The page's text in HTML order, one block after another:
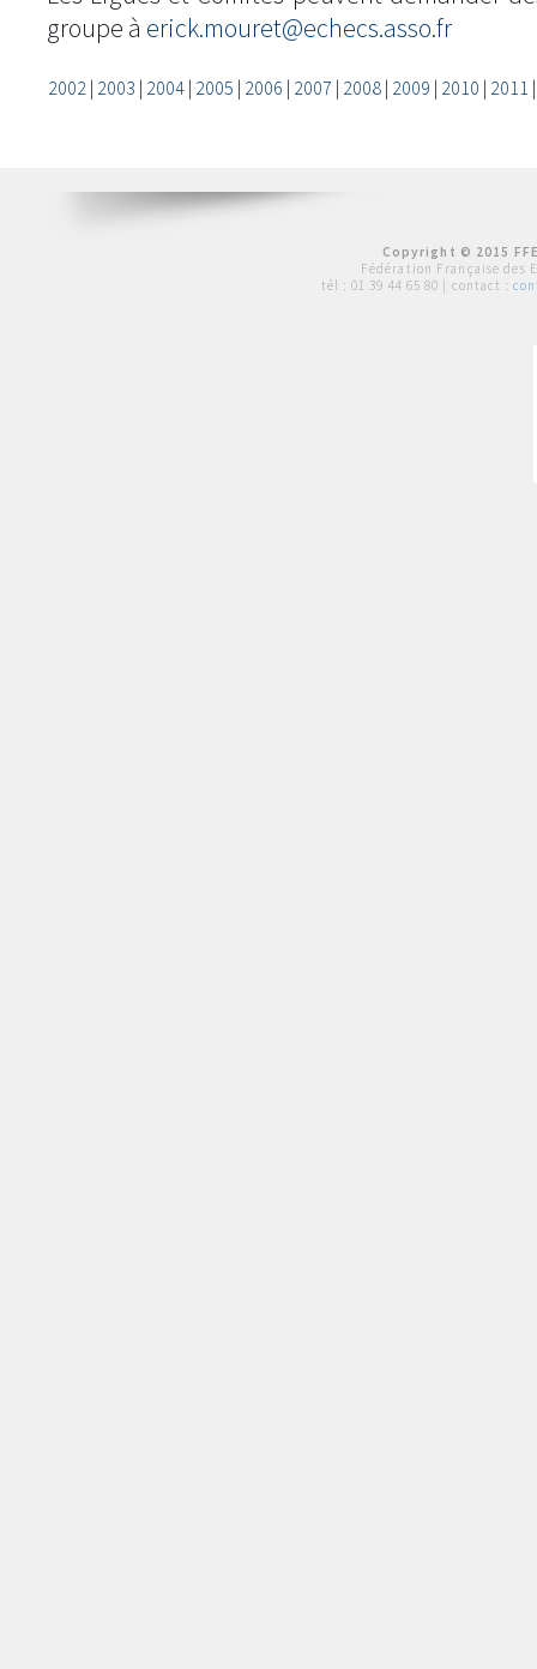
groupe à erick.mouret@echecs.asso.fr
2002| 2003 | 2004| 2005 | 2006 | 2007 | 2008| 2009 | 2010 | 2011
Copyright © 2015
Fédération Française des
tél : 01 39 44 65 80 | contact :